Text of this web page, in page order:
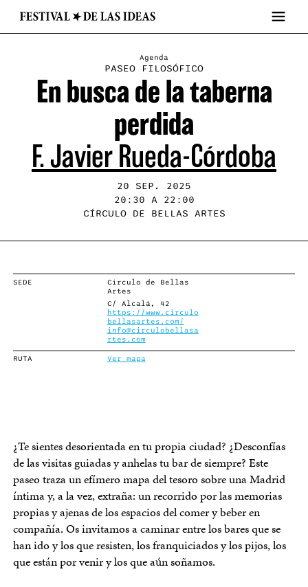
Agenda
PASEO FILOSÓFICO
En busca de la taberna
perdida
F. Javier Rueda-Córdoba
20 SEP. 2025
20:30 A 22:00
CÍRCULO DE BELLAS ARTES
SEDE
Círculo de Bellas
Artes
C/ Alcalá, 42
https://www.circulo
bellasartes.com/
info@circulobellasa
rtes.com
RUTA Ver mapa
¿Te sientes desorientada en tu propia ciudad? ¿Desconfías
de las visitas guiadas y anhelas tu bar de siempre? Este
paseo traza un efímero mapa del tesoro sobre una Madrid
íntima y, a la vez, extraña: un recorrido por las memorias
propias y ajenas de los espacios del comer y beber en
compañía. Os invitamos a caminar entre los bares que se
han ido y los que resisten, los franquiciados y los pijos, los
que están por venir y los que aún soñamos.